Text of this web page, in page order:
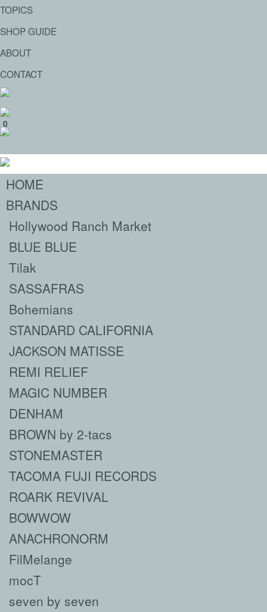
TOPICS
SHOP GUIDE
ABOUT
CONTACT
0
HOME
BRANDS
Hollywood Ranch Market
BLUE BLUE
Tilak
SASSAFRAS
Bohemians
STANDARD CALIFORNIA
JACKSON MATISSE
REMI RELIEF
MAGIC NUMBER
DENHAM
BROWN by 2-tacs
STONEMASTER
TACOMA FUJI RECORDS
ROARK REVIVAL
BOWWOW
ANACHRONORM
FilMelange
mocT
seven by seven